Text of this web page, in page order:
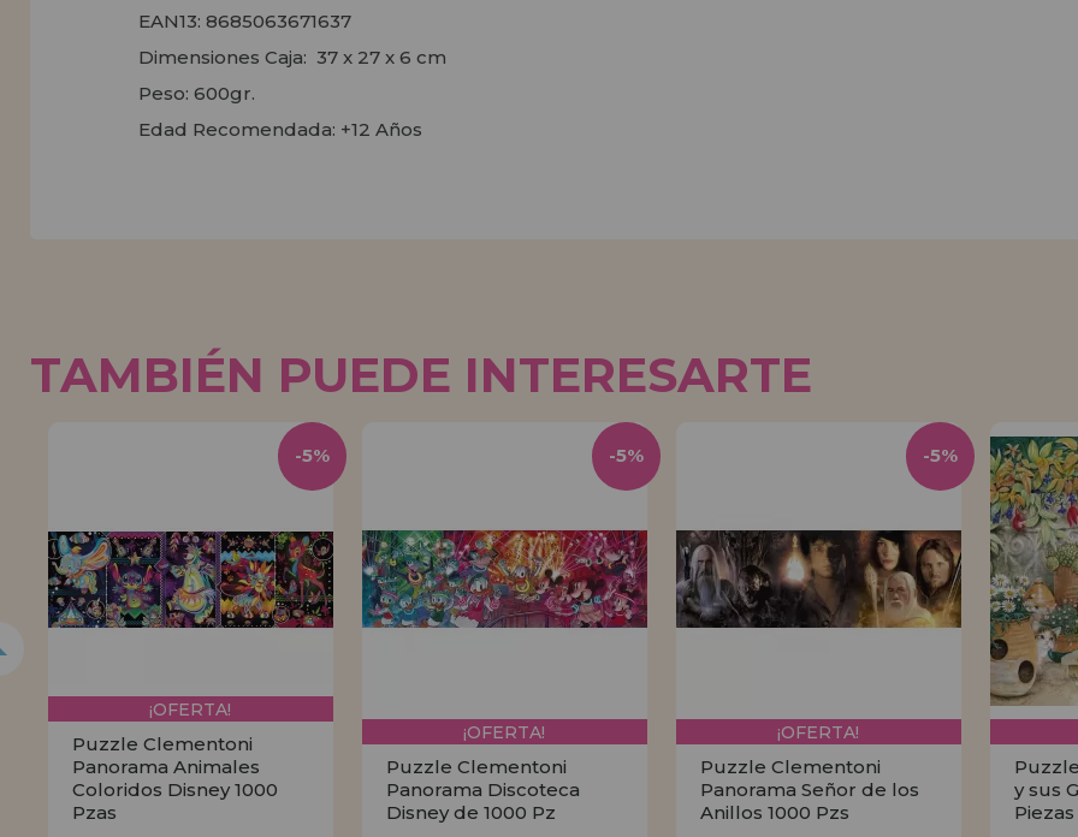
EAN13: 8685063671637
Dimensiones Caja: 37 x 27 x 6 cm
Peso: 600gr.
Edad Recomendada: +12 Años
TAMBIÉN PUEDE INTERESARTE
¡OFERTA!
Puzzle Clementoni
Panorama Animales
Coloridos Disney 1000
Pzas
-5%
¡OFERTA!
Puzzle Clementoni
Panorama Discoteca
Disney de 1000 Pz
-5%
¡OFERTA!
Puzzle Clementoni
Panorama Señor de los
Anillos 1000 Pzs
-5%
y sus
Piezas